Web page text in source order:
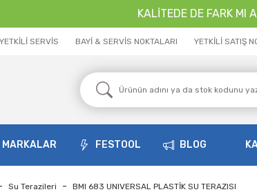
KALİTEDE DE FARK MI
YETKİLİ SERVİS BAYİ & SERVİS NOKTALARI YETKİLİ SATIŞ
MARKALAR FESTOOL BLOG
Su Terazileri BMI 683 UNIVERSAL PLASTİK SU TERAZISI